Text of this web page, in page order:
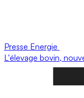
Presse Energie
L'élevage bovin,